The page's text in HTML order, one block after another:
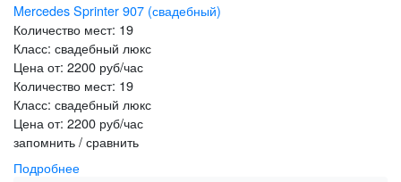
Mercedes Sprinter 907 (свадебный)
Количество мест: 19
Класс: свадебный люкс
Цена от: 2200 руб/час
Количество мест: 19
Класс: свадебный люкс
Цена от: 2200 руб/час
запомнить / сравнить
Подробнее